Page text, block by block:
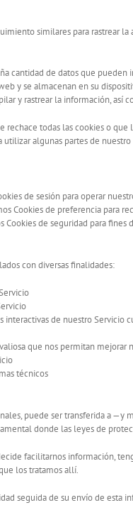
similares para rastrear
cantidad de datos que
y se almacenan en su
y rastrear la información, así
rechace todas las cookies o
algunas partes de
de sesión para operar
Cookies de preferencia para
Cookies de seguridad para fines
con diversas finalidades:
de nuestro Servicio
que nos permitan mejorar
técnicos
puede ser transferida a —y
donde las leyes de
facilitarnos información,
los tratamos allí.
seguida de su envío de esta